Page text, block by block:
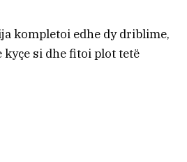
kompletoi edhe dy driblime,
si dhe fitoi plot tetë